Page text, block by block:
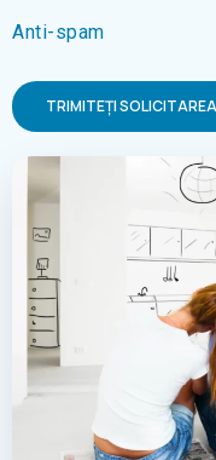
Anti-spam
TRIMITEȚI SOLICITAREA